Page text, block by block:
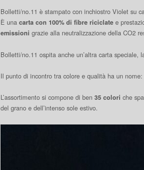
Bolletti/no.11 è stampato con inchiostro Violet su
È una carta con 100% di fibre riciclate e
emissioni grazie alla neutralizzazione della CO2
Bolletti/no.11 ospita anche un’altra carta speciale,
Il punto di incontro tra colore e qualità ha un nome:
L’assortimento si compone di ben 35 colori che
del grano e dell’intenso sole estivo.